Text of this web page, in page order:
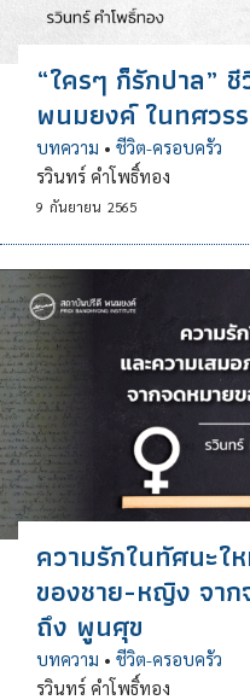
“ใครๆ ก็รักปาล”
พนมยงค์ ในทศวร
บทความ • ชีวิต-ครอบครัว
รวินทร์ คำโพธิ์ทอง
9 กันยายน 2565
ความรักในทัศนะใ
ของชาย-หญิง จา
ถึง พูนศุข
บทความ • ชีวิต-ครอบครัว
รวินทร์ คำโพธิ์ทอง